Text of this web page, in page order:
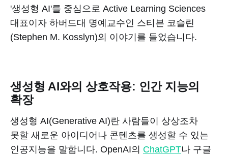
'생성형 AI'를 중심으로 Active Learning Sciences
대표이자 하버드대 명예교수인 스티븐 코슬린
(Stephen M. Kosslyn)의 이야기를 들었습니다.
생성형 AI와의 상호작용: 인간 지능의
확장
생성형 AI(Generative AI)란 사람들이 상상조차
못할 새로운 아이디어나 콘텐츠를 생성할 수 있는
인공지능을 말합니다. OpenAI의 ChatGPT나 구글